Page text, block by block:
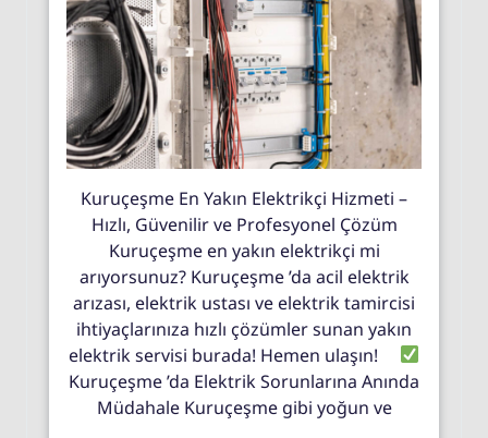
Kuruçeşme En Yakın Elektrikçi Hizmeti –
Hızlı, Güvenilir ve Profesyonel Çözüm
Kuruçeşme en yakın elektrikçi mi
arıyorsunuz? Kuruçeşme ’da acil elektrik
arızası, elektrik ustası ve elektrik tamircisi
ihtiyaçlarınıza hızlı çözümler sunan yakın
elektrik servisi burada! Hemen ulaşın!
Kuruçeşme ’da Elektrik Sorunlarına Anında
Müdahale Kuruçeşme gibi yoğun ve